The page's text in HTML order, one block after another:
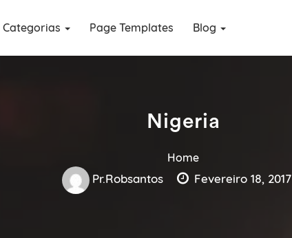
Categorias Page Templates Blog
Nigeria
Home
Pr.robsantos Fevereiro 18, 2017